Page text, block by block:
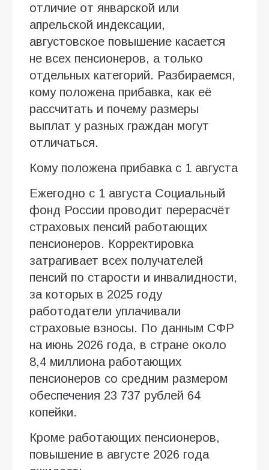
отличие от январской или
апрельской индексации,
августовское повышение касается
не всех пенсионеров, а только
отдельных категорий. Разбираемся,
кому положена прибавка, как её
рассчитать и почему размеры
выплат у разных граждан могут
отличаться.
Кому положена прибавка с 1 августа
Ежегодно с 1 августа Социальный
фонд России проводит перерасчёт
страховых пенсий работающих
пенсионеров. Корректировка
затрагивает всех получателей
пенсий по старости и инвалидности,
за которых в 2025 году
работодатели уплачивали
страховые взносы. По данным СФР
на июнь 2026 года, в стране около
8,4 миллиона работающих
пенсионеров со средним размером
обеспечения 23 737 рублей 64
копейки.
Кроме работающих пенсионеров,
повышение в августе 2026 года